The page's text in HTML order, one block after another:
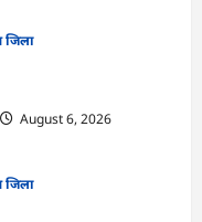
जिला
August 6, 2026
जिला